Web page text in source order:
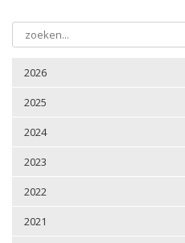
2026
2025
2024
2023
2022
2021